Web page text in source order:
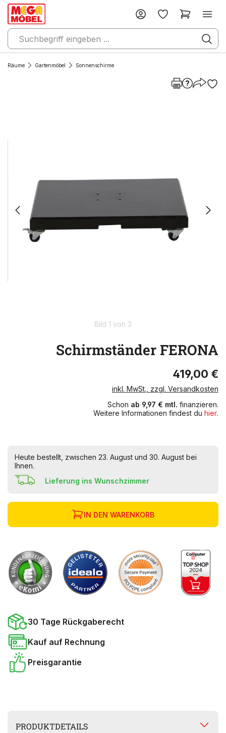
Räume Gartenmöbel Sonnenschirme
Bild 1 von 3
Schirmständer FERONA
419,00 €
inkl. MwSt., zzgl. Versandkosten
Schon ab 9,97 € mtl. finanzieren.
Weitere Informationen findest du hier.
Heute bestellt, zwischen 23. August und 30. August bei
Ihnen.
Lieferung ins Wunschzimmer
IN DEN WARENKORB
30 Tage Rückgaberecht
Kauf auf Rechnung
Preisgarantie
PRODUKTDETAILS